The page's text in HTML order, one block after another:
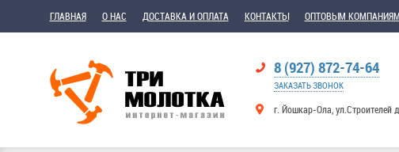
ГЛАВНАЯ О НАС ДОСТАВКА И ОПЛАТА КОНТАКТЫ ОПТОВЫМ КОМПАНИЯМ
8 (927) 872-74-64
ЗАКАЗАТЬ ЗВОНОК
г. Йошкар-Ола, ул.Строителей